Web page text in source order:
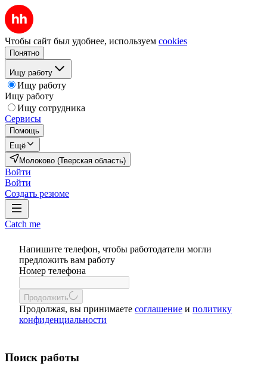
Чтобы сайт был удобнее, используем cookies
Понятно
Ищу работу
Ищу работу
Ищу работу
Ищу сотрудника
Сервисы
Помощь
Ещё
Молоково (Тверская область)
Войти
Войти
Создать резюме
Catch me
Напишите телефон, чтобы работодатели могли
предложить вам работу
Номер телефона
Продолжить
Продолжая, вы принимаете соглашение и политику
конфиденциальности
Поиск работы